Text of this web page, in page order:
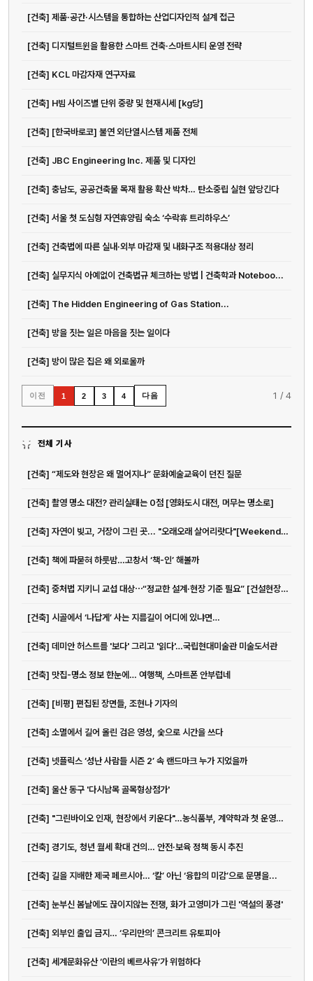
[건축] 제품·공간·시스템을 통합하는 산업디자인적 설계 접근
[건축] 디지털트윈을 활용한 스마트 건축·스마트시티 운영 전략
[건축] KCL 마감자재 연구자료
[건축] H빔 사이즈별 단위 중량 및 현재시세 [kg당]
[건축] [한국바로코] 불연 외단열시스템 제품 전체
[건축] JBC Engineering Inc. 제품 및 디자인
[건축] 충남도, 공공건축물 목재 활용 확산 박차… 탄소중립 실현 앞당긴다
[건축] 서울 첫 도심형 자연휴양림 숙소 ‘수락휴 트리하우스’
[건축] 건축법에 따른 실내·외부 마감재 및 내화구조 적용대상 정리
[건축] 실무지식 아예없이 건축법규 체크하는 방법 | 건축학과 Noteboo...
[건축] The Hidden Engineering of Gas Station...
[건축] 방을 짓는 일은 마음을 짓는 일이다
[건축] 방이 많은 집은 왜 외로울까
이전 1 2 3 4 다음 1 /4
전체 기사
[건축] “제도와 현장은 왜 멀어지나” 문화예술교육이 던진 질문
[건축] 촬영 명소 대전? 관리실태는 0점 [영화도시 대전, 머무는 명소로]
[건축] 자연이 빚고, 거장이 그린 곳... "오래오래 살어리랏다"[Weekend 레저]
[건축] 책에 파묻혀 하룻밤…고창서 ‘책-인’ 해볼까
[건축] 중처법 지키니 교섭 대상⋯“정교한 설계·현장 기준 필요” [건설현장...
[건축] 시골에서 ‘나답게’ 사는 지름길이 어디에 있냐면…
[건축] 데미안 허스트를 '보다' 그리고 '읽다'…국립현대미술관 미술도서관
[건축] 맛집-명소 정보 한눈에… 여행책, 스마트폰 안부럽네
[건축] [비평] 편집된 장면들, 조현나 기자의
[건축] 소멸에서 길어 올린 검은 영성, 숯으로 시간을 쓰다
[건축] 넷플릭스 ‘성난 사람들 시즌 2’ 속 랜드마크 누가 지었을까
[건축] 울산 동구 '다시남목 골목형상점가'
[건축] "그린바이오 인재, 현장에서 키운다"…농식품부, 계약학과 첫 운영대학...
[건축] 경기도, 청년 월세 확대 건의… 안전·보육 정책 동시 추진
[건축] 길을 지배한 제국 페르시아… ‘칼’ 아닌 ‘융합의 미감’으로 문명을...
[건축] 눈부신 봄날에도 끊이지않는 전쟁, 화가 고영미가 그린 '역설의 풍경'
[건축] 외부인 출입 금지… ‘우리만의’ 콘크리트 유토피아
[건축] 세계문화유산 ‘이란의 베르사유’가 위험하다